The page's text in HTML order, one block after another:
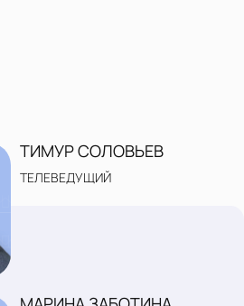
ТИМУР СОЛОВЬЕВ
ТЕЛЕВЕДУЩИЙ